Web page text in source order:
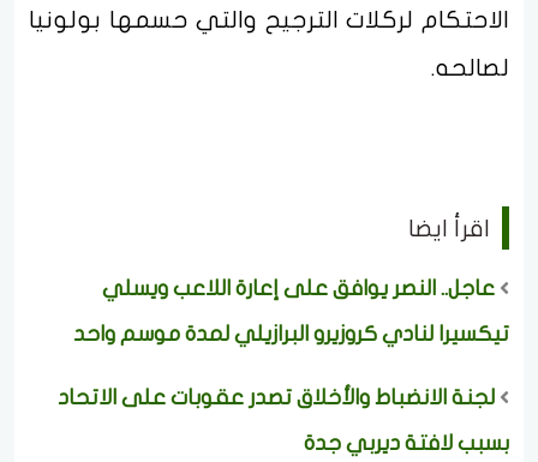
الاحتكام لركلات الترجيح والتي حسمها بولونيا
لصالحه.
اقرأ ايضا
عاجل.. النصر يوافق على إعارة اللاعب ويسلي
تيكسيرا لنادي كروزيرو البرازيلي لمدة موسم واحد
لجنة الانضباط والأخلاق تصدر عقوبات على الاتحاد
بسبب لافتة ديربي جدة